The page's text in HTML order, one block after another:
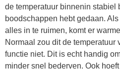
de temperatuur binnenin stabiel
boodschappen hebt gedaan.
alles in te ruimen, komt er
Normaal zou dit de temperatuur
functie niet. Dit is echt handig
minder snel bederven. Ook